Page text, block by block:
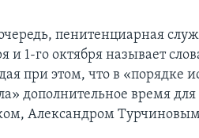
пенитенциарная
и 1-го октября называет
при этом, что в
дополнительное время
Александром